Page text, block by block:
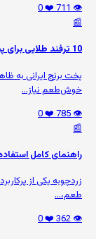
👁️ 711
❤️ 0
📰
10 ترفند طلایی برای پخت برنج ایرانی عالی
پخت برنج ایرانی به
خوش‌طعم نیاز...
👁️ 785
❤️ 0
📰
راهنمای کامل
زردچوبه یکی از
طعم،...
👁️ 362
❤️ 0